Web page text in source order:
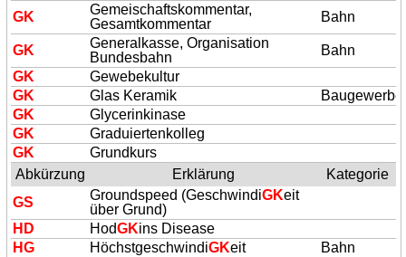
GK
Gemeischaftskommentar,
Gesamtkommentar
Bahn
GK
Generalkasse, Organisation
Bundesbahn
Bahn
GK
Gewebekultur
GK
Glas Keramik
Baugewerbe
GK
Glycerinkinase
GK
Graduiertenkolleg
GK
Grundkurs
Abkürzung
Erklärung
Kategorie
GS
Groundspeed (GeschwindiGKeit
über Grund)
HD
HodGKins Disease
HG
HöchstgeschwindiGKeit
Bahn